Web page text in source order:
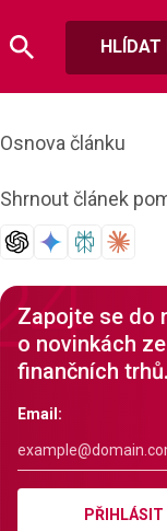
HLÍDAT
Osnova článku
Shrnout článek
Zapojte se do
o novinkách
finančních trhů.
Email:
PŘIHLÁSIT